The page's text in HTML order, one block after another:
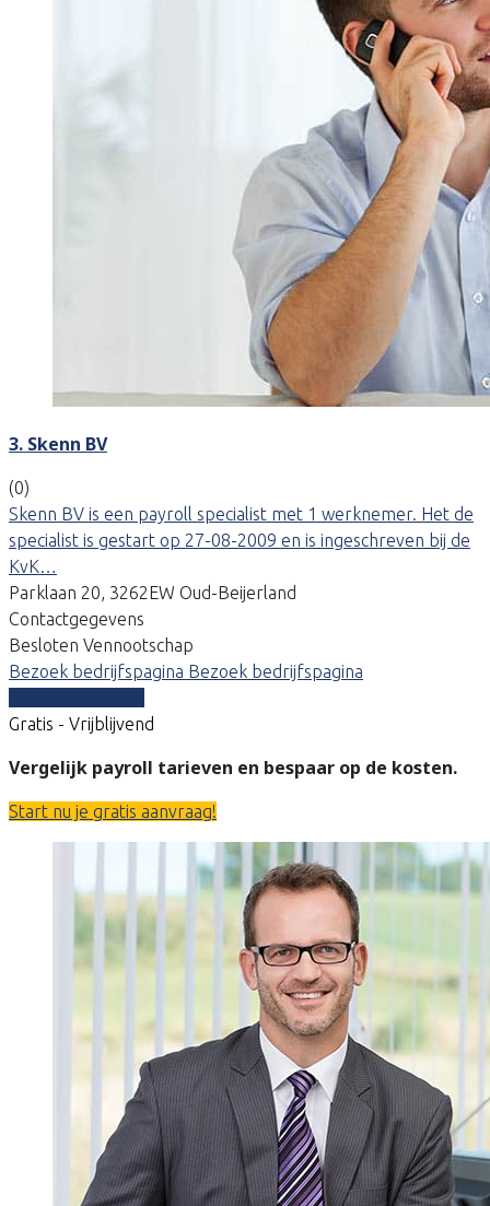
3. Skenn BV
(0)
Skenn BV is een payroll specialist met 1 werknemer. Het de
specialist is gestart op 27-08-2009 en is ingeschreven bij de
KvK…
Parklaan 20, 3262EW Oud-Beijerland
Contactgegevens
Besloten Vennootschap
Bezoek bedrijfspagina Bezoek bedrijfspagina
Gratis - Vrijblijvend
Vergelijk payroll tarieven en bespaar op de kosten.
Start nu je gratis aanvraag!